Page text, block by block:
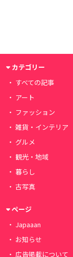
カテゴリー
すべての記事
アート
ファッション
雑貨・インテリア
グルメ
観光・地域
暮らし
古写真
ページ
Japaaan
お知らせ
広告掲載について